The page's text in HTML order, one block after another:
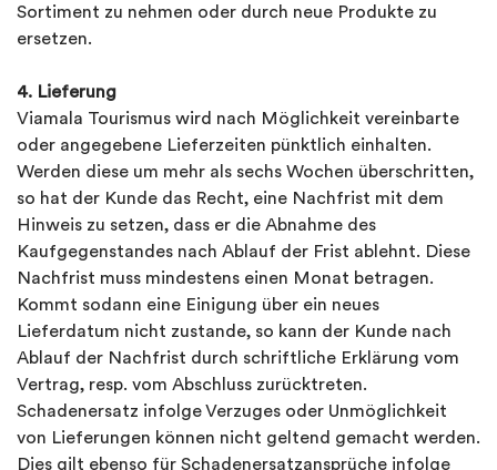
Sortiment zu nehmen oder durch neue Produkte zu
ersetzen.
4. Lieferung
Viamala Tourismus wird nach Möglichkeit vereinbarte
oder angegebene Lieferzeiten pünktlich einhalten.
Werden diese um mehr als sechs Wochen überschritten,
so hat der Kunde das Recht, eine Nachfrist mit dem
Hinweis zu setzen, dass er die Abnahme des
Kaufgegenstandes nach Ablauf der Frist ablehnt. Diese
Nachfrist muss mindestens einen Monat betragen.
Kommt sodann eine Einigung über ein neues
Lieferdatum nicht zustande, so kann der Kunde nach
Ablauf der Nachfrist durch schriftliche Erklärung vom
Vertrag, resp. vom Abschluss zurücktreten.
Schadenersatz infolge Verzuges oder Unmöglichkeit
von Lieferungen können nicht geltend gemacht werden.
Dies gilt ebenso für Schadenersatzansprüche infolge